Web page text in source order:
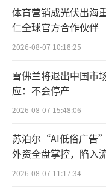
网上买药被
国家医保局
比的，原则上
同规格、同包装
中销售量大、销
店查询当日同城
业界对“即
般来说，线上
体育营销成光伏出海
仁全球官方合作伙伴
2026-08-07 10:18:25
雪佛兰将退出中国市
应：不会停产
2026-08-07 15:48:06
苏泊尔“AI低俗广告
外资全盘掌控，陷入
发的负循环
2026-08-07 11:17:34